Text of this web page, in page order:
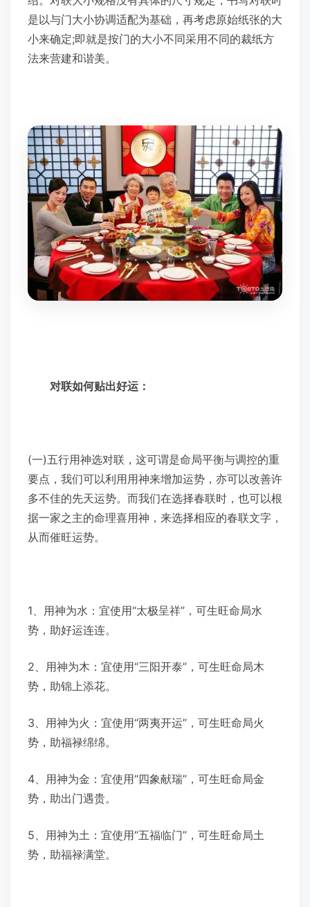
是以与门大小协调适配为基础，再考虑原始纸张的大
小来确定;即就是按门的大小不同采用不同的裁纸方
法来营建和谐美。
对联如何贴出好运：
(一)五行用神选对联，这可谓是命局平衡与调控的重
要点，我们可以利用用神来增加运势，亦可以改善许
多不佳的先天运势。而我们在选择春联时，也可以根
据一家之主的命理喜用神，来选择相应的春联文字，
从而催旺运势。
1、用神为水：宜使用“太极呈祥”，可生旺命局水
势，助好运连连。
2、用神为木：宜使用“三阳开泰”，可生旺命局木
势，助锦上添花。
3、用神为火：宜使用“两夷开运”，可生旺命局火
势，助福禄绵绵。
4、用神为金：宜使用“四象献瑞”，可生旺命局金
势，助出门遇贵。
5、用神为土：宜使用“五福临门”，可生旺命局土
势，助福禄满堂。